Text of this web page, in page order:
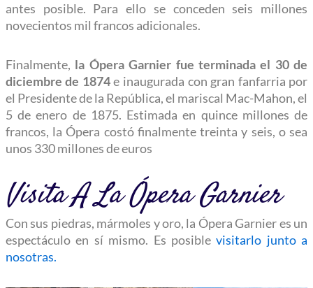
antes posible. Para ello se conceden seis millones
novecientos mil francos adicionales.
Finalmente, la Ópera Garnier fue terminada el 30 de
diciembre de 1874e inaugurada con gran fanfarria por
el Presidente de la República, el mariscal Mac-Mahon, el
5 de enero de 1875. Estimada en quince millones de
francos, la Ópera costó finalmente treinta y seis, o sea
unos 330 millones de euros
Visita A La Ópera Garnier
Con sus piedras, mármoles y oro, la Ópera Garnier es un
espectáculo en sí mismo. Es posiblevisitarlo junto a
nosotras.